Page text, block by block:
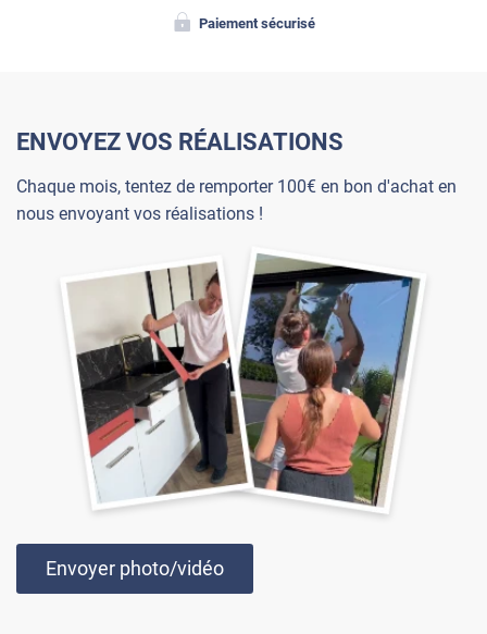
Paiement sécurisé
ENVOYEZ VOS RÉALISATIONS
Chaque mois, tentez de remporter 100€ en bon d'achat en
nous envoyant vos réalisations !
Envoyer photo/vidéo